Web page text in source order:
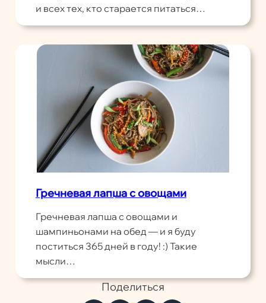
и всех тех, кто старается питаться…
Гречневая лапша с овощами
Гречневая лапша с овощами и
шампиньонами на обед — и я буду
поститься 365 дней в году! :) Такие
мысли…
Поделиться